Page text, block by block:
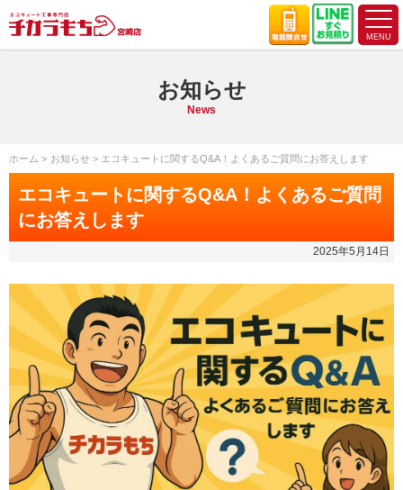
お知らせ
News
ホーム お知らせ エコキュートに関するQ&A！よくあるご質問にお答えします
エコキュートに関するQ&A！よくあるご質問
にお答えします
2025年5月14日